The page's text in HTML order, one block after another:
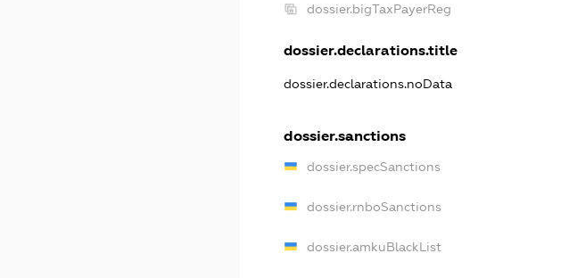
dossier.bigTaxPayerReg
dossier.declarations.title
dossier.declarations.noData
dossier.sanctions
dossier.specSanctions
dossier.rnboSanctions
dossier.amkuBlackList